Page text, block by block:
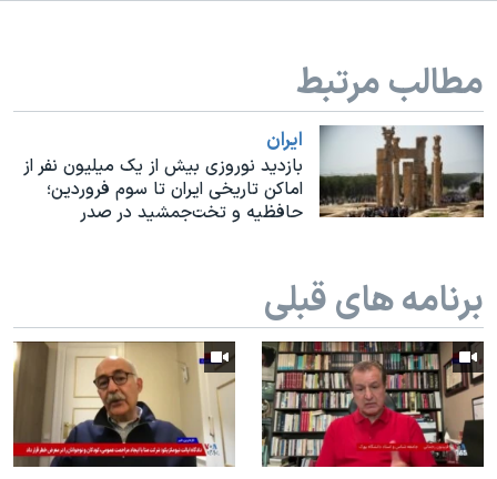
همایش محافظه‌کاران آمریکا «سی‌پک»
صفحه‌های ویژه
سفر پرزیدنت ترامپ به چین
مطالب مرتبط
ايران
بازدید نوروزی بیش از یک میلیون نفر از
اماکن تاریخی ایران تا سوم فروردین؛
حافظیه و تخت‌جمشید در صدر
برنامه های قبلی